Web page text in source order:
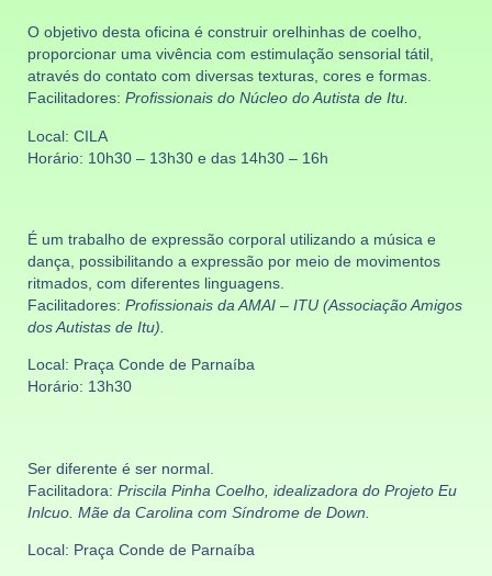
O objetivo desta oficina é construir orelhinhas de coelho,
proporcionar uma vivência com estimulação sensorial tátil,
através do contato com diversas texturas, cores e formas.
Facilitadores: Profissionais do Núcleo do Autista de Itu.
Local: CILA
Horário: 10h30 – 13h30 e das 14h30 – 16h
É um trabalho de expressão corporal utilizando a música e
dança, possibilitando a expressão por meio de movimentos
ritmados, com diferentes linguagens.
Facilitadores: Profissionais da AMAI – ITU (Associação Amigos
dos Autistas de Itu).
Local: Praça Conde de Parnaíba
Horário: 13h30
Ser diferente é ser normal.
Facilitadora: Priscila Pinha Coelho, idealizadora do Projeto Eu
Inlcuo. Mãe da Carolina com Síndrome de Down.
Local: Praça Conde de Parnaíba